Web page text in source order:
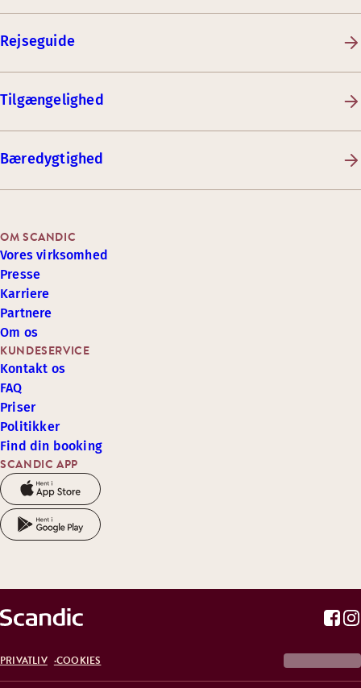
Rejseguide
Tilgængelighed
Bæredygtighed
SCANDIC APP
KUNDESERVICE
Kontakt os
FAQ
Priser
Politikker
Find din booking
OM SCANDIC
Vores virksomhed
Presse
Karriere
Partnere
Om os
PRIVATLIV COOKIES